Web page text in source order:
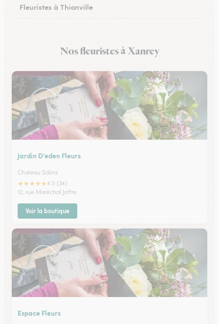
Fleuristes à Thionville
Fleuristes à PeltreNos fleuristes à Xanrey
Jardin D’eden Fleurs
Chateau Salins
★★★★★4.5 (34)
12, rue Maréchal Joffre
Voir la boutique
Espace Fleurs